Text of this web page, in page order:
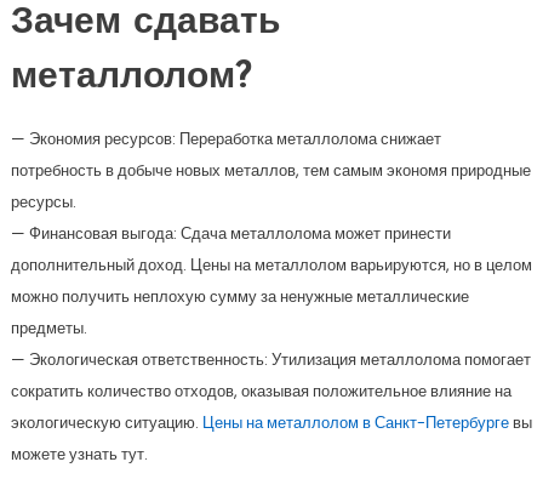
Зачем сдавать
металлолом?
— Экономия ресурсов: Переработка металлолома снижает
потребность в добыче новых металлов, тем самым экономя природные
ресурсы.
— Финансовая выгода: Сдача металлолома может принести
дополнительный доход. Цены на металлолом варьируются, но в целом
можно получить неплохую сумму за ненужные металлические
предметы.
— Экологическая ответственность: Утилизация металлолома помогает
сократить количество отходов, оказывая положительное влияние на
экологическую ситуацию. Цены на металлолом в Санкт-Петербургевы
можете узнать тут.